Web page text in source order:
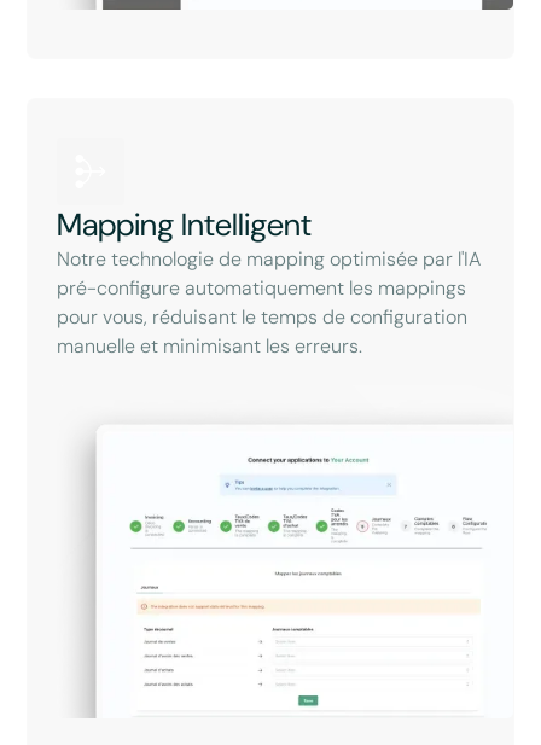
Mapping Intelligent
Notre technologie de mapping optimisée par l'IA
pré-configure automatiquement les mappings
pour vous, réduisant le temps de configuration
manuelle et minimisant les erreurs.